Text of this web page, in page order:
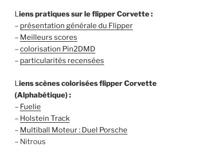
Liens pratiques sur le flipper Corvette :
– présentation générale du Flipper
– Meilleurs scores
–colorisation Pin2DMD
– particularités recensées
L iens scènes colorisées flipper Corvette
(Alphabétique) :
– Fuelie
– Holstein Track
– Multiball Moteur : Duel Porsche
– Nitrous